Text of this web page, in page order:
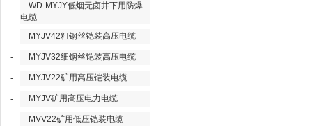
-
WD-MYJY低烟无卤井下用防爆
电缆
-
MYJV42粗钢丝铠装高压电缆
- MYJV32细钢丝铠装高压电缆
- MYJV22矿用高压铠装电缆
- MYJV矿用高压电力电缆
- MVV22矿用低压铠装电缆